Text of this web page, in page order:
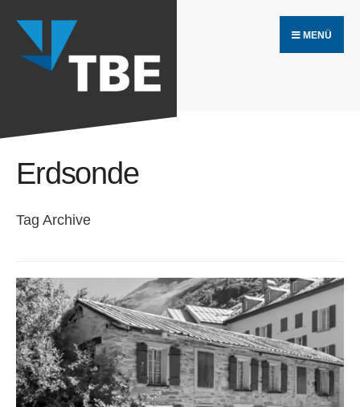
Skip
content
MENÜ
Erdsonde
Tag Archive